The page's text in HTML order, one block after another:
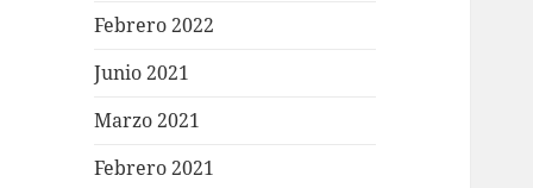
Febrero 2022
Junio 2021
Marzo 2021
Febrero 2021